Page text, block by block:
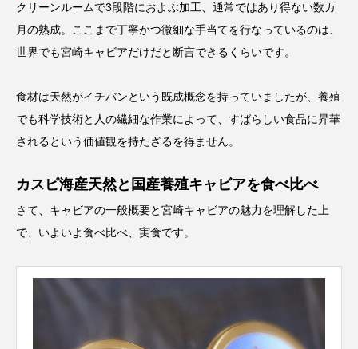
クリーンルームで3段階におよぶ加工、通常ではあり得ない数カ
月の熟成。ここまで丁寧かつ微細な手当てを行なっているのは、
世界でも宮崎キャビアだけだと断言できるくらいです。
食材は天然がイチバンという既成概念を持っていましたが、養殖
でも科学技術と人の繊細な作業によって、すばらしい食品に昇華
されるという価値観を持たざるを得ません。
カスピ海産天然と国産養殖キャビアを食べ比べ
さて、キャビアの一般概要と宮崎キャビアの魅力を理解した上
で、いよいよ食べ比べ、実食です。